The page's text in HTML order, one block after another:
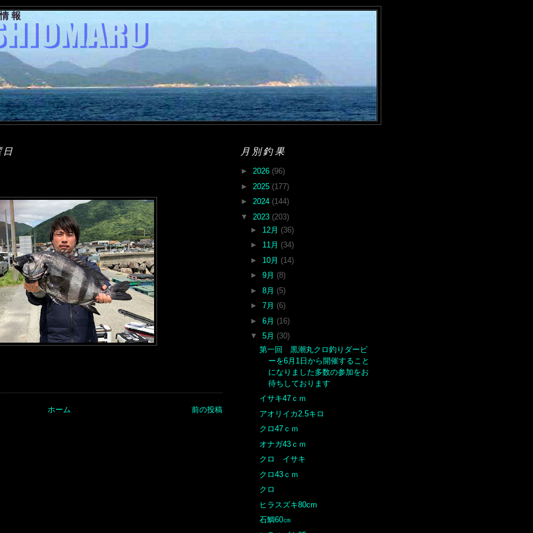
報
前の投稿
ホーム
月別釣果
► 2026 (96)
► 2025 (177)
► 2024 (144)
▼ 2023 (203)
► 12月 (36)
► 11月 (34)
► 10月 (14)
► 9月 (8)
► 8月 (5)
► 7月 (6)
► 6月 (16)
▼ 5月 (30)
第一回 黒潮丸クロ釣りダービ
ーを6月1日から開催すること
になりました多数の参加をお
待ちしております
イサキ47ｃｍ
アオリイカ2.5キロ
クロ47ｃｍ
オナガ43ｃｍ
クロ イサキ
クロ43ｃｍ
クロ
ヒラスズキ80cm
石鯛60㎝